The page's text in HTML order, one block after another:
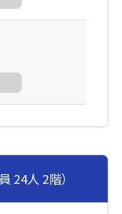
24人 2階）